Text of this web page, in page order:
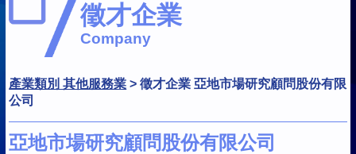
徵才企業
Company
產業類別 其他服務業 >徵才企業 亞地市場研究顧問股份有限
公司
亞地市場研究顧問股份有限公司